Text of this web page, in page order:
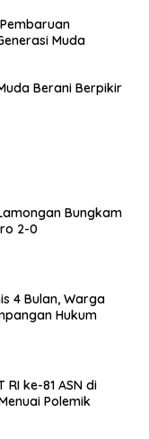
Muda
Berani Berpikir
Bungkam
2-0
4 Bulan, Warga
Hukum
RI ke-81 ASN di
Polemik